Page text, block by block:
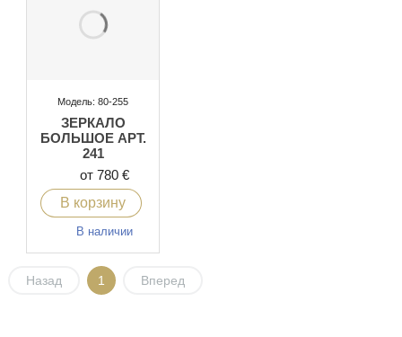
Модель: 80-255
ЗЕРКАЛО
БОЛЬШОЕ АРТ.
241
от 780 €
В корзину
В наличии
Назад 1 Вперед